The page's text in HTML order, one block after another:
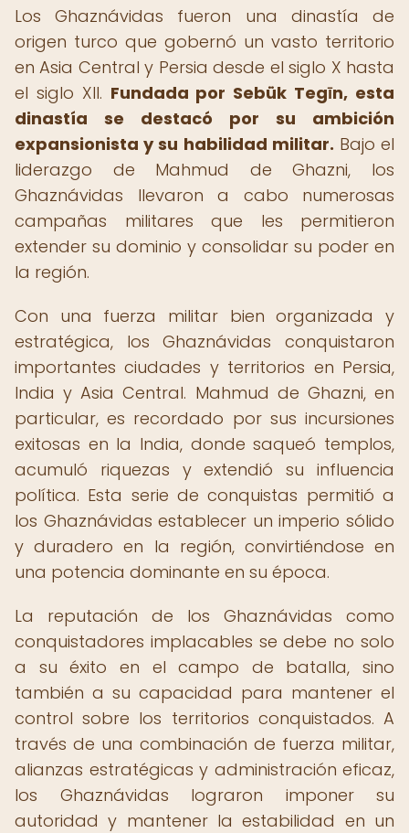
Los Ghaznávidas fueron una dinastía de
origen turco que gobernó un vasto territorio
en Asia Central y Persia desde el siglo X hasta
el siglo XII. Fundada por Sebük Tegīn, esta
dinastía se destacó por su ambición
expansionista y su habilidad militar. Bajo el
liderazgo de Mahmud de Ghazni, los
Ghaznávidas llevaron a cabo numerosas
campañas militares que les permitieron
extender su dominio y consolidar su poder en
la región.
Con una fuerza militar bien organizada y
estratégica, los Ghaznávidas conquistaron
importantes ciudades y territorios en Persia,
India y Asia Central. Mahmud de Ghazni, en
particular, es recordado por sus incursiones
exitosas en la India, donde saqueó templos,
acumuló riquezas y extendió su influencia
política. Esta serie de conquistas permitió a
los Ghaznávidas establecer un imperio sólido
y duradero en la región, convirtiéndose en
una potencia dominante en su época.
La reputación de los Ghaznávidas como
conquistadores implacables se debe no solo
a su éxito en el campo de batalla, sino
también a su capacidad para mantener el
control sobre los territorios conquistados. A
través de una combinación de fuerza militar,
alianzas estratégicas y administración eficaz,
los Ghaznávidas lograron imponer su
autoridad y mantener la estabilidad en un